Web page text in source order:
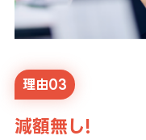
理由03
減額無し!